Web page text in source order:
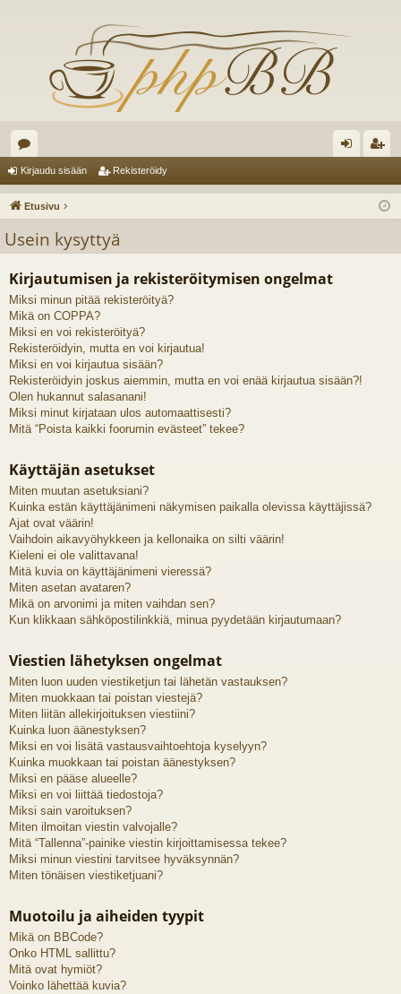
es
ku
el
ua
lu
ee
t
au
si
ist
öi
Kirjaudu sisään Rekisteröidy
Etusivu
Usein kysyttyä
Kirjautumisen ja rekisteröitymisen ongelmat
Miksi minun pitää rekisteröityä?
Mikä on COPPA?
Miksi en voi rekisteröityä?
Rekisteröidyin, mutta en voi kirjautua!
Miksi en voi kirjautua sisään?
Rekisteröidyin joskus aiemmin, mutta en voi enää kirjautua sisään?!
Olen hukannut salasanani!
Miksi minut kirjataan ulos automaattisesti?
Mitä “Poista kaikki foorumin evästeet” tekee?
Käyttäjän asetukset
Miten muutan asetuksiani?
Kuinka estän käyttäjänimeni näkymisen paikalla olevissa käyttäjissä?
Ajat ovat väärin!
Vaihdoin aikavyöhykkeen ja kellonaika on silti väärin!
Kieleni ei ole valittavana!
Mitä kuvia on käyttäjänimeni vieressä?
Miten asetan avataren?
Mikä on arvonimi ja miten vaihdan sen?
Kun klikkaan sähköpostilinkkiä, minua pyydetään kirjautumaan?
Viestien lähetyksen ongelmat
Miten luon uuden viestiketjun tai lähetän vastauksen?
Miten muokkaan tai poistan viestejä?
Miten liitän allekirjoituksen viestiini?
Kuinka luon äänestyksen?
Miksi en voi lisätä vastausvaihtoehtoja kyselyyn?
Kuinka muokkaan tai poistan äänestyksen?
Miksi en pääse alueelle?
Miksi en voi liittää tiedostoja?
Miksi sain varoituksen?
Miten ilmoitan viestin valvojalle?
Mitä “Tallenna”-painike viestin kirjoittamisessa tekee?
Miksi minun viestini tarvitsee hyväksynnän?
Miten tönäisen viestiketjuani?
Muotoilu ja aiheiden tyypit
Mikä on BBCode?
Onko HTML sallittu?
Mitä ovat hymiöt?
Voinko lähettää kuvia?